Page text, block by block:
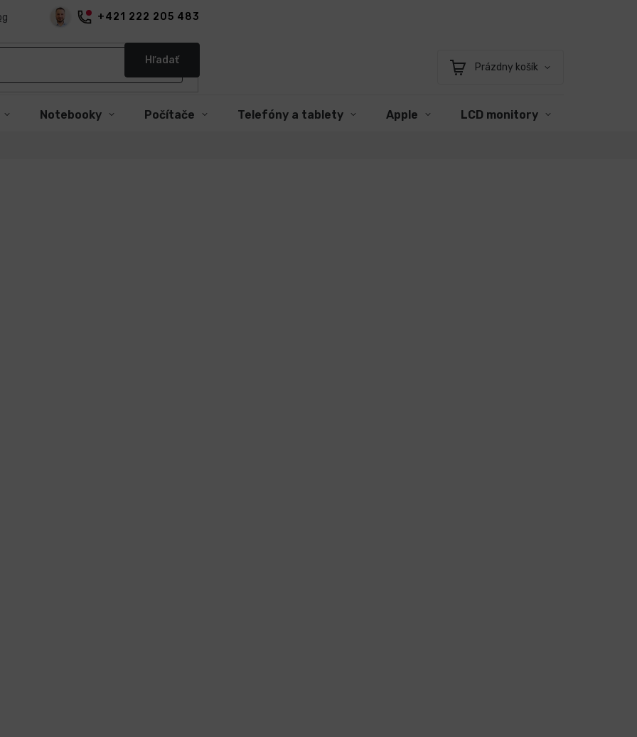
+421 222 205 483
Hľadať
Nákupný
Prázdny košík
Notebooky Počítače Telefóny a tablety Apple LCD monitory